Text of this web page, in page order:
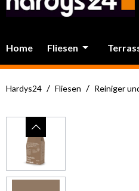
Home Fliesen
Hardys24 / Fliesen / Reiniger
Bildergalerie überspringen